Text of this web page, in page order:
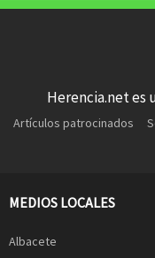
Herencia.net es
Artículos patrocinados
MEDIOS LOCALES
Albacete